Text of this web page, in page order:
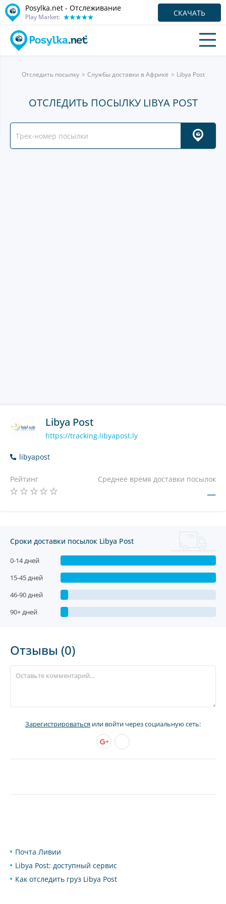
Posylka.net - Отслеживание
Play Market: СКАЧАТЬ
Отследить посылку Службы доставки в Африке Libya Post
ОТСЛЕДИТЬ ПОСЫЛКУ LIBYA POST
Libya Post
https://tracking.libyapost.ly
libyapost
Рейтинг Среднее время доставки посылок
—
Сроки доставки посылок Libya Post
0-14 дней
15-45 дней
46-90 дней
90+ дней
Отзывы (0)
Зарегистрироваться или войти через социальную сеть:
Почта Ливии
Libya Post: доступный сервис
Как отследить груз Libya Post